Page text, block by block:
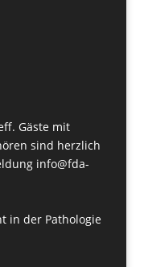
Gäste mit
sind herzlich
info@fda-
in der Pathologie